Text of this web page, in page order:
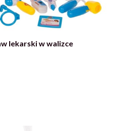
lekarski w walizce